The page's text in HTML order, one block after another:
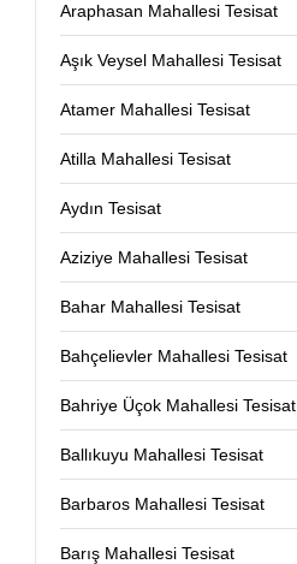
Araphasan Mahallesi Tesisat
Aşık Veysel Mahallesi Tesisat
Atamer Mahallesi Tesisat
Atilla Mahallesi Tesisat
Aydın Tesisat
Aziziye Mahallesi Tesisat
Bahar Mahallesi Tesisat
Bahçelievler Mahallesi Tesisat
Bahriye Üçok Mahallesi Tesisat
Ballıkuyu Mahallesi Tesisat
Barbaros Mahallesi Tesisat
Barış Mahallesi Tesisat